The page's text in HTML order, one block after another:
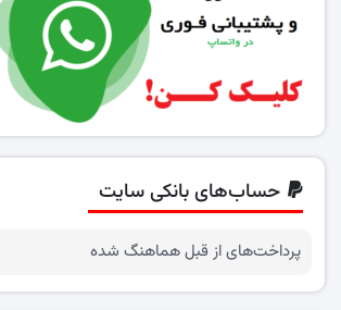
حساب‌های بانکی سایت
پرداخت‌های از قبل هماهنگ شده